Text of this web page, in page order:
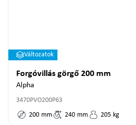
Változatok
Forgóvillás görgő 200 mm
Alpha
3470PVO200P63
200 mm 240 mm 205 kg